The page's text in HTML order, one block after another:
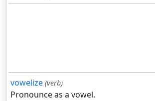
vowelize (verb)
Pronounce as a vowel.